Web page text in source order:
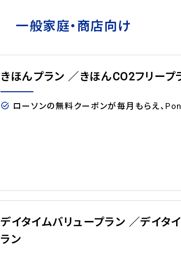
一般家庭・商店向け
きほんプラン ／きほんCO2フリープ
ローソンの無料クーポンが毎月もらえ、
デイタイムバリュープラン ／デイタ
ラン